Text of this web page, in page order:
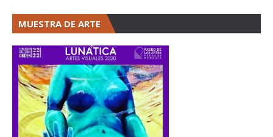
MUESTRA DE ARTE